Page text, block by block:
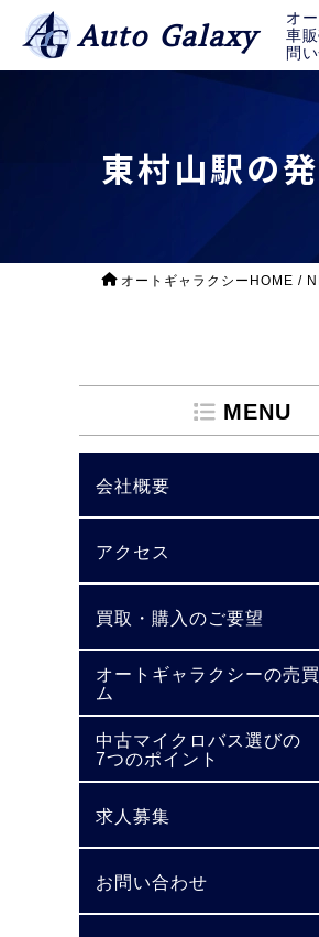
Auto Galaxy
オ
車
問
東村山駅の
オートギャラクシーHOME /
MENU
会社概要
アクセス
買取・購入のご要望
オートギャラクシーの売
ム
中古マイクロバス選びの
7つのポイント
求人募集
お問い合わせ